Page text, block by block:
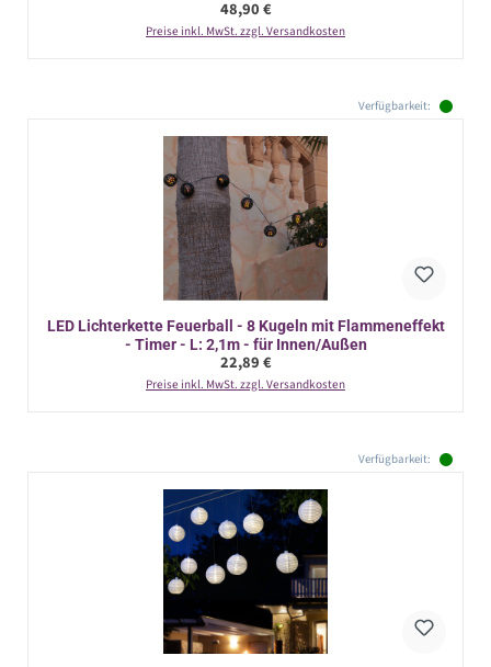
Regulärer Preis:
48,90 €
Preise inkl. MwSt. zzgl. Versandkosten
Verfügbarkeit:
LED Lichterkette Feuerball - 8 Kugeln mit Flammeneffekt
- Timer - L: 2,1m - für Innen/Außen
Regulärer Preis:
22,89 €
Preise inkl. MwSt. zzgl. Versandkosten
Verfügbarkeit: